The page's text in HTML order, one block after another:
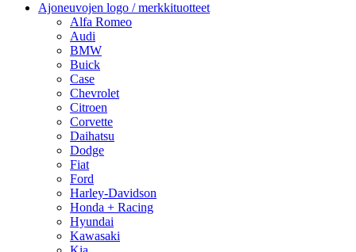
Ajoneuvojen logo / merkkituotteet
Alfa Romeo
Audi
BMW
Buick
Case
Chevrolet
Citroen
Corvette
Daihatsu
Dodge
Fiat
Ford
Harley-Davidson
Honda + Racing
Hyundai
Kawasaki